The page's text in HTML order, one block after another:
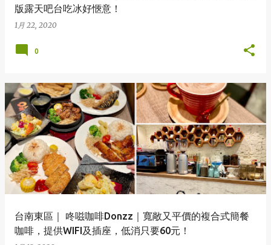
版露天吧台吃冰好愜意！
1月 22, 2020
0
台南東區｜ 咚嗞咖啡Donzz｜寬敞又平價的複合式簡餐
咖啡，提供WIFI及插座，低消只要60元！